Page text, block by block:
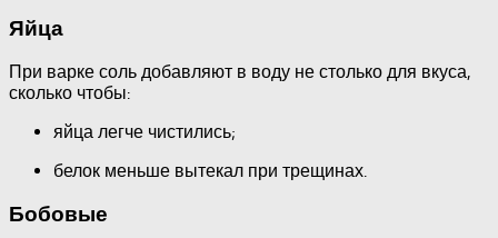
Яйца
При варке соль добавляют в воду не столько для вкуса,
сколько чтобы:
яйца легче чистились;
белок меньше вытекал при трещинах.
Бобовые